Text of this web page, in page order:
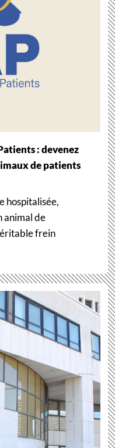
: devenez
de patients
hospitalisée,
animal de
frein